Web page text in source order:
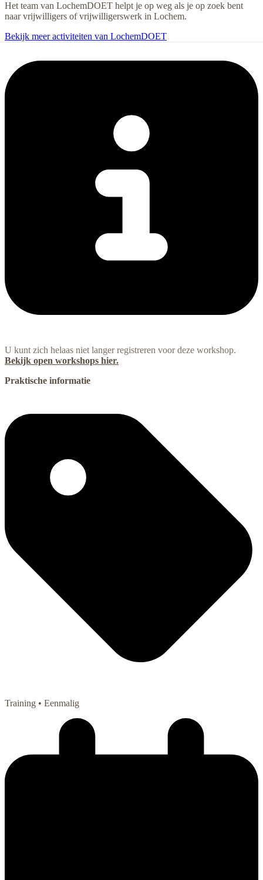
Het team van LochemDOET helpt je op weg als je op zoek bent
naar vrijwilligers of vrijwilligerswerk in Lochem.
Bekijk meer activiteiten van LochemDOET
U kunt zich helaas niet langer registreren voor deze workshop.
Bekijk open workshops hier.
Praktische informatie
Training • Eenmalig